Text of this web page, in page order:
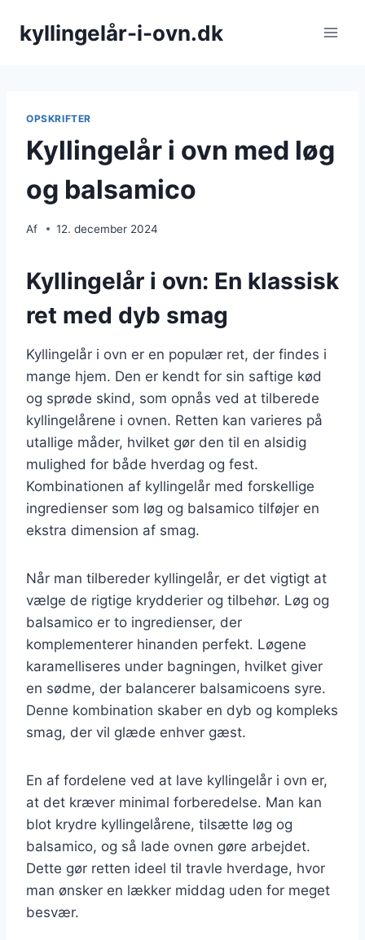
kyllingelår-i-ovn.dk
OPSKRIFTER
Kyllingelår i ovn med løg
og balsamico
Af 12. december 2024
Kyllingelår i ovn: En klassisk
ret med dyb smag
Kyllingelår i ovn er en populær ret, der findes i
mange hjem. Den er kendt for sin saftige kød
og sprøde skind, som opnås ved at tilberede
kyllingelårene i ovnen. Retten kan varieres på
utallige måder, hvilket gør den til en alsidig
mulighed for både hverdag og fest.
Kombinationen af kyllingelår med forskellige
ingredienser som løg og balsamico tilføjer en
ekstra dimension af smag.
Når man tilbereder kyllingelår, er det vigtigt at
vælge de rigtige krydderier og tilbehør. Løg og
balsamico er to ingredienser, der
komplementerer hinanden perfekt. Løgene
karamelliseres under bagningen, hvilket giver
en sødme, der balancerer balsamicoens syre.
Denne kombination skaber en dyb og kompleks
smag, der vil glæde enhver gæst.
En af fordelene ved at lave kyllingelår i ovn er,
at det kræver minimal forberedelse. Man kan
blot krydre kyllingelårene, tilsætte løg og
balsamico, og så lade ovnen gøre arbejdet.
Dette gør retten ideel til travle hverdage, hvor
man ønsker en lækker middag uden for meget
besvær.